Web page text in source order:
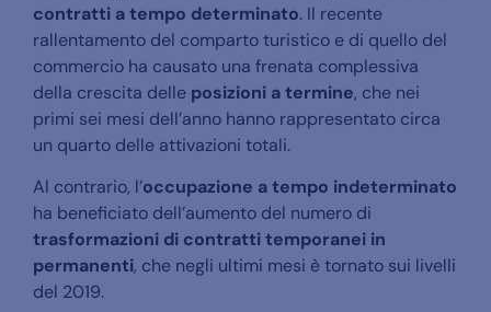
contratti a tempo determinato. Il recente
rallentamento del comparto turistico e di quello del
commercio ha causato una frenata complessiva
della crescita delle posizioni a termine, che nei
primi sei mesi dell’anno hanno rappresentato circa
un quarto delle attivazioni totali.
Al contrario, l’occupazione a tempo indeterminato
ha beneficiato dell’aumento del numero di
trasformazioni di contratti temporanei in
permanenti, che negli ultimi mesi è tornato sui livelli
del 2019.